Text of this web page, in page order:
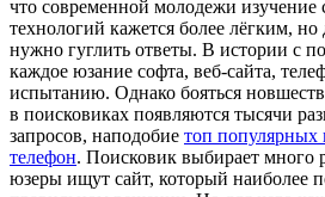
что современной молодежи изучение
технологий кажется более лёгким,
нужно гуглить ответы. В истории с
каждое юзание софта, веб-сайта,
испытанию. Однако бояться
в поисковиках появляются тысячи
запросов, наподобие топ популярных
телефон. Поисковик выбирает много
юзеры ищут сайт, который наиболее